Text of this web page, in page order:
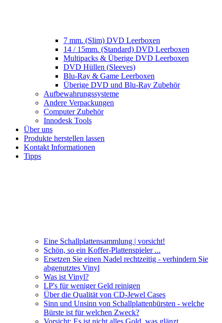
7 mm. (Slim) DVD Leerboxen
14 / 15mm. (Standard) DVD Leerboxen
Multipacks & Überige DVD Leerboxen
DVD Hüllen (Sleeves)
Blu-Ray & Game Leerboxen
Überige DVD und Blu-Ray Zubehör
Aufbewahrungssysteme
Andere Verpackungen
Computer Zubehör
Innodesk Tools
Über uns
Produkte herstellen lassen
Kontakt Informationen
Tipps
Eine Schallplattensammlung | vorsicht!
Schön, so ein Koffer-Plattenspieler ...
Ersetzen Sie einen Nadel rechtzeitig - verhindern Sie
abgenutztes Vinyl
Was ist Vinyl?
LP's für weniger Geld reinigen
Über die Qualität von CD-Jewel Cases
Sinn und Unsinn von Schallplattenbürsten - welche
Bürste ist für welchen Zweck?
Vorsicht: Es ist nicht alles Gold, was glänzt